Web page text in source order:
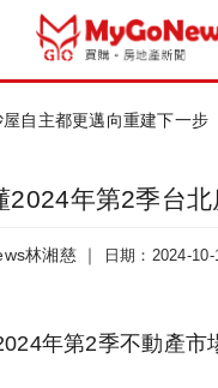
段海砂屋都更案
2024年第2季台北
林湘慈 ｜ 日期：2024-10-
年第2季不動產市